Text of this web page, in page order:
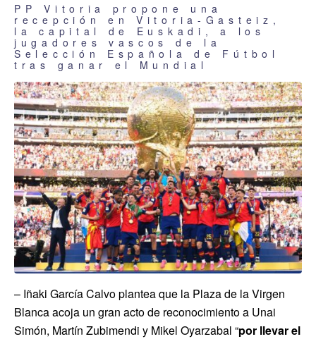
PP Vitoria propone una
recepción en Vitoria-Gasteiz,
la capital de Euskadi, a los
jugadores vascos de la
Selección Española de Fútbol
tras ganar el Mundial
– Iñaki García Calvo plantea que la Plaza de la Virgen
Blanca acoja un gran acto de reconocimiento a Unai
Simón, Martín Zubimendi y Mikel Oyarzabal “por llevar el